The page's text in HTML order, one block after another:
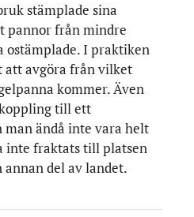
stämplade sina
pannor från mindre
ostämplade. I praktiken
att avgöra från vilket
kommer. Även
till ett
ändå inte vara helt
inte fraktats till platsen
del av landet.